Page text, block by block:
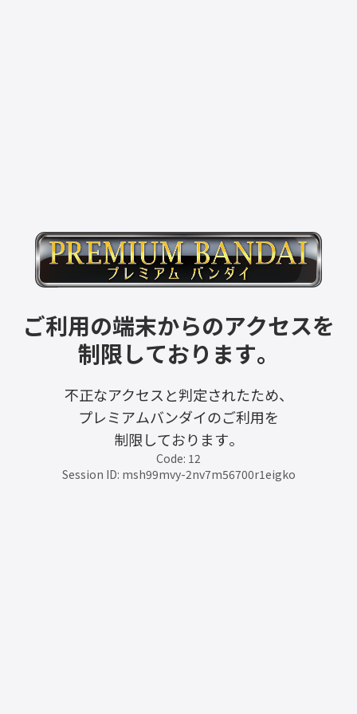
ご利用の端末からのアクセスを
制限しております。
不正なアクセスと判定されたため、
プレミアムバンダイのご利用を
制限しております。
Code: 12
Session ID: msh99mvy-2nv7m56700r1eigko